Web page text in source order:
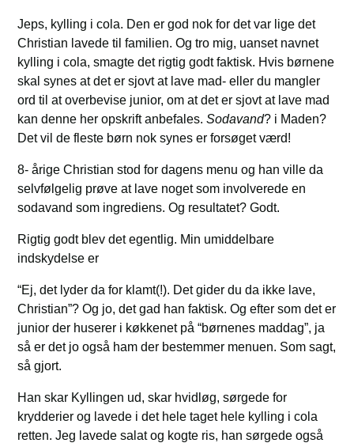
Jeps, kylling i cola. Den er god nok for det var lige det
Christian lavede til familien. Og tro mig, uanset navnet
kylling i cola, smagte det rigtig godt faktisk. Hvis børnene
skal synes at det er sjovt at lave mad- eller du mangler
ord til at overbevise junior, om at det er sjovt at lave mad
kan denne her opskrift anbefales.Sodavand? i Maden?
Det vil de fleste børn nok synes er forsøget værd!
8- årige Christian stod for dagens menu og han ville da
selvfølgelig prøve at lave noget som involverede en
sodavand som ingrediens. Og resultatet? Godt.
Rigtig godt blev det egentlig. Min umiddelbare
indskydelse er
“Ej, det lyder da for klamt(!). Det gider du da ikke lave,
Christian”? Og jo, det gad han faktisk. Og efter som det er
junior der huserer i køkkenet på “børnenes maddag”, ja
så er det jo også ham der bestemmer menuen. Som sagt,
så gjort.
Han skar Kyllingen ud, skar hvidløg, sørgede for
krydderier og lavede i det hele taget hele kylling i cola
retten. Jeg lavede salat og kogte ris, han sørgede også